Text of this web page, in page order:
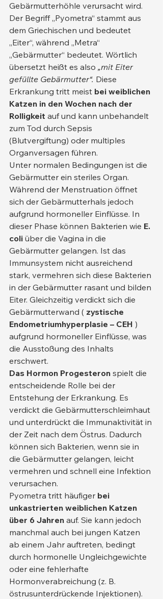
Gebärmutterhöhle verursacht wird.
Der Begriff „Pyometra“ stammt aus
dem Griechischen und bedeutet
„Eiter“, während „Metra“
„Gebärmutter“ bedeutet. Wörtlich
übersetzt heißt es also „mit Eiter
gefüllte Gebärmutter“. Diese
Erkrankung tritt meist bei weiblichen
Katzen in den Wochen nach der
Rolligkeit auf und kann unbehandelt
zum Tod durch Sepsis
(Blutvergiftung) oder multiples
Organversagen führen.
Unter normalen Bedingungen ist die
Gebärmutter ein steriles Organ.
Während der Menstruation öffnet
sich der Gebärmutterhals jedoch
aufgrund hormoneller Einflüsse. In
dieser Phase können Bakterien wie E.
coli über die Vagina in die
Gebärmutter gelangen. Ist das
Immunsystem nicht ausreichend
stark, vermehren sich diese Bakterien
in der Gebärmutter rasant und bilden
Eiter. Gleichzeitig verdickt sich die
Gebärmutterwand ( zystische
Endometriumhyperplasie – CEH )
aufgrund hormoneller Einflüsse, was
die Ausstoßung des Inhalts
erschwert.
Das Hormon Progesteron spielt die
entscheidende Rolle bei der
Entstehung der Erkrankung. Es
verdickt die Gebärmutterschleimhaut
und unterdrückt die Immunaktivität in
der Zeit nach dem Östrus. Dadurch
können sich Bakterien, wenn sie in
die Gebärmutter gelangen, leicht
vermehren und schnell eine Infektion
verursachen.
Pyometra tritt häufiger bei
unkastrierten weiblichen Katzen
über 6 Jahren auf. Sie kann jedoch
manchmal auch bei jungen Katzen
ab einem Jahr auftreten, bedingt
durch hormonelle Ungleichgewichte
oder eine fehlerhafte
Hormonverabreichung (z. B.
östrusunterdrückende Injektionen).